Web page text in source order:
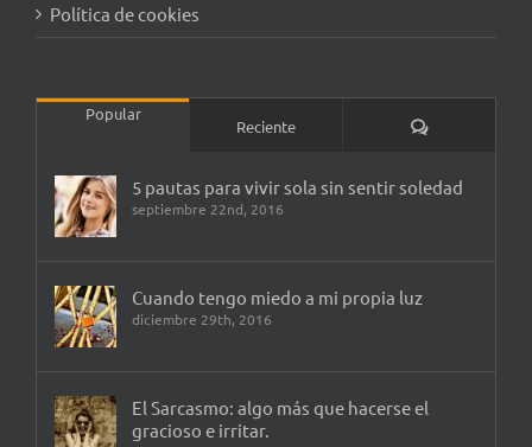
Política de cookies
Popular
Reciente Comentarios
5 pautas para vivir sola sin sentir soledad
septiembre 22nd, 2016
Cuando tengo miedo a mi propia luz
diciembre 29th, 2016
El Sarcasmo: algo más que hacerse el
gracioso e irritar.